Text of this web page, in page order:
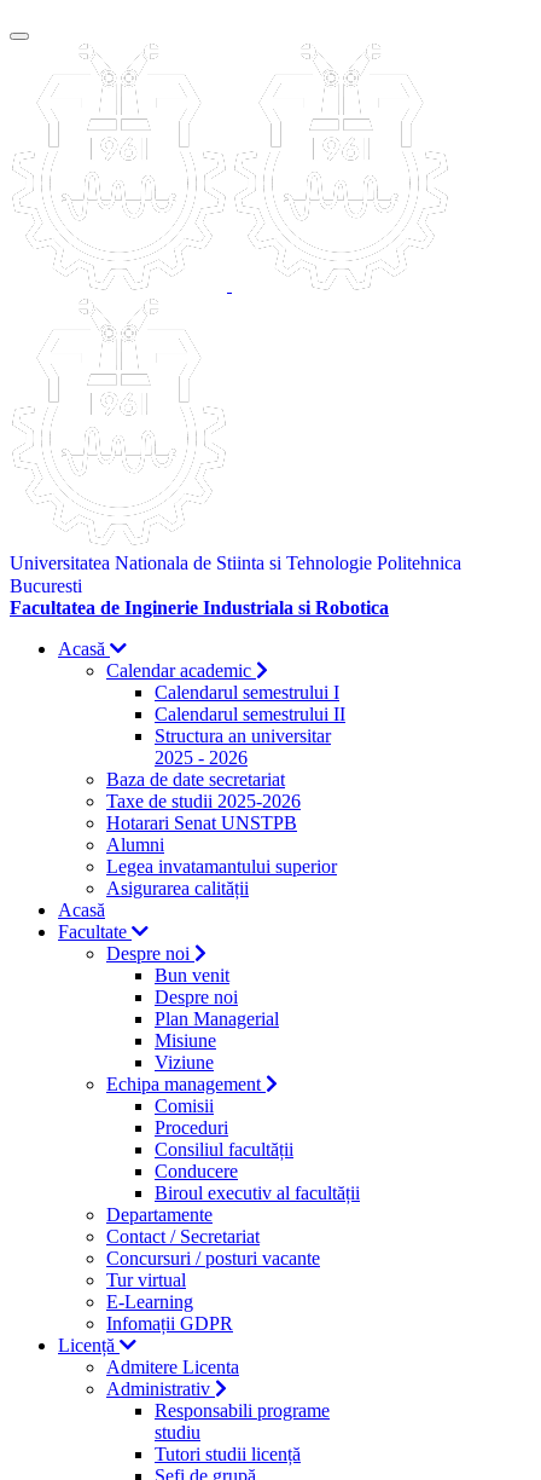
Universitatea Nationala de Stiinta si Tehnologie Politehnica
Bucuresti
Facultatea de Inginerie Industriala si Robotica
Acasă
Calendar academic
Calendarul semestrului I
Calendarul semestrului II
Structura an universitar
2025 - 2026
Baza de date secretariat
Taxe de studii 2025-2026
Hotarari Senat UNSTPB
Alumni
Legea invatamantului superior
Asigurarea calității
Acasă
Facultate
Despre noi
Bun venit
Despre noi
Plan Managerial
Misiune
Viziune
Echipa management
Comisii
Proceduri
Consiliul facultății
Conducere
Biroul executiv al facultății
Departamente
Contact / Secretariat
Concursuri / posturi vacante
Tur virtual
E-Learning
Infomații GDPR
Licență
Admitere Licenta
Administrativ
Responsabili programe
studiu
Tutori studii licență
Şefi de grupă